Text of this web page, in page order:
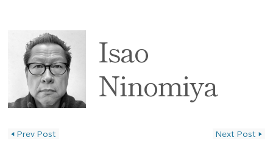
Isao
Ninomiya
◀ Prev Post Next Post ▶